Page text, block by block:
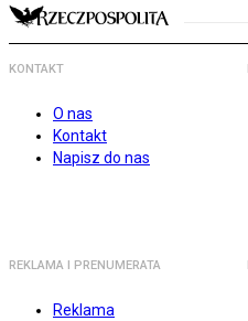
KONTAKT
O nas
Kontakt
Napisz do nas
REKLAMA I PRENUMERATA
Reklama